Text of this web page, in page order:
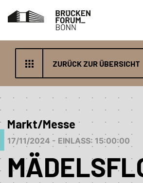
ZURÜCK ZUR ÜBERSICHT
Markt/Messe
17/11/2024 - EINLASS: 15:00:00